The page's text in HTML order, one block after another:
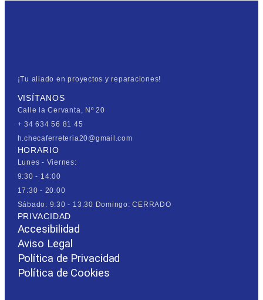
¡Tu aliado en proyectos y reparaciones!
VISÍTANOS
Calle la Cervanta, Nº 20
+ 34 634 56 81 45
h.checaferreteria20@gmail.com
HORARIO
Lunes - Viernes:
9:30 - 14:00
17:30 - 20:00
Sábado: 9:30 - 13:30 Domingo: CERRADO
PRIVACIDAD
Accesibilidad
Aviso Legal
Política de Privacidad
Política de Cookies